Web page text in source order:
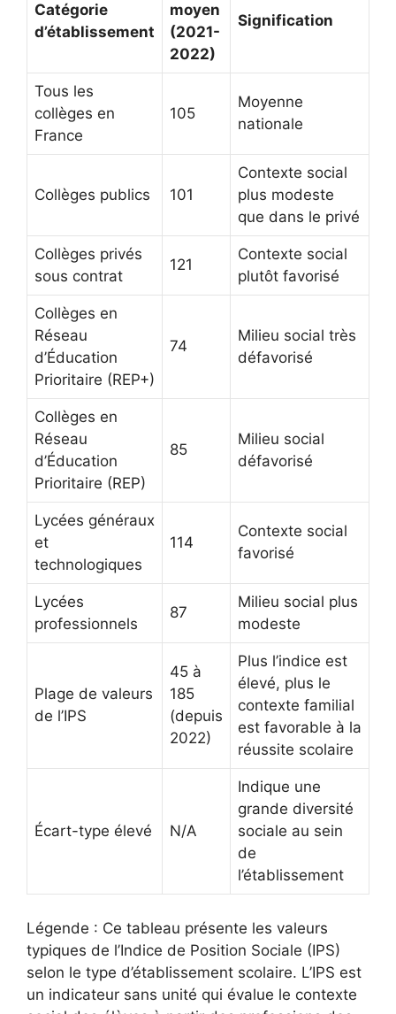
Catégorie
d’établissement
moyen
(2021-
2022)
Signification
Tous les
collèges en
France
105
Moyenne
nationale
Collèges publics 101
Contexte social
plus modeste
que dans le privé
Collèges privés
sous contrat
121
Contexte social
plutôt favorisé
Collèges en
Réseau
d’Éducation
Prioritaire (REP+)
74
Milieu social très
défavorisé
Collèges en
Réseau
d’Éducation
Prioritaire (REP)
85
Milieu social
défavorisé
Lycées généraux
et
technologiques
114
Contexte social
favorisé
Lycées
professionnels
87
Milieu social plus
modeste
Plage de valeurs
de l’IPS
45 à
185
(depuis
2022)
Plus l’indice est
élevé, plus le
contexte familial
est favorable à la
réussite scolaire
Écart-type élevé N/A
Indique une
grande diversité
sociale au sein
de
l’établissement
Légende : Ce tableau présente les valeurs
typiques de l’Indice de Position Sociale (IPS)
selon le type d’établissement scolaire. L’IPS est
un indicateur sans unité qui évalue le contexte